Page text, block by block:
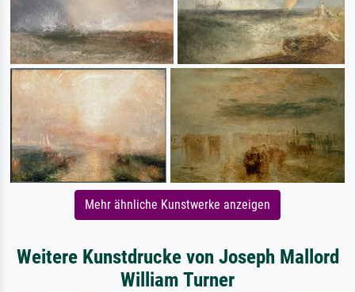
Mehr ähnliche Kunstwerke anzeigen
Weitere Kunstdrucke von Joseph Mallord
William Turner